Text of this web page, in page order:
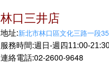
林口三井店
地址:新北市林口區文化三路一段
服務時間:週日-週四11:00-
連絡電話:02-2600-9648